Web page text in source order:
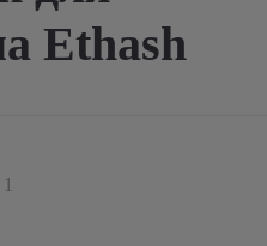
Ethash